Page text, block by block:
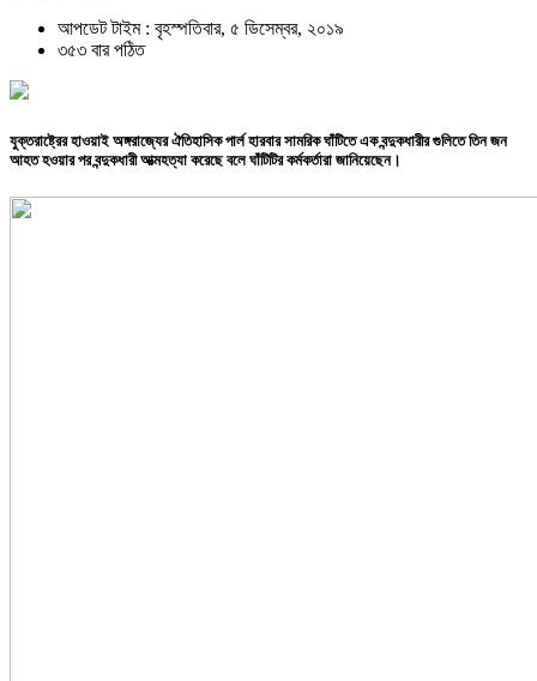
আপডেট টাইম : বৃহস্পতিবার, ৫ ডিসেম্বর, ২০১৯
৩৫৩ বার পঠিত
যুক্তরাষ্ট্রের হাওয়াই অঙ্গরাজ্যের ঐতিহাসিক পার্ল হারবার সামরিক ঘাঁটিতে এক বন্দুকধারীর গুলিতে তিন জন
আহত হওয়ার পর বন্দুকধারী আত্মহত্যা করেছে বলে ঘাঁটিটির কর্মকর্তারা জানিয়েছেন।